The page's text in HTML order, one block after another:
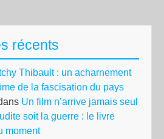
récents
Thibault : un acharnement
de la fascisation du pays
Un film n’arrive jamais seul
soit la guerre : le livre
moment